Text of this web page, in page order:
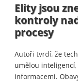
Elity jsou
kontroly
procesy
Autoři tvrdí, že
umělou
informacemi.